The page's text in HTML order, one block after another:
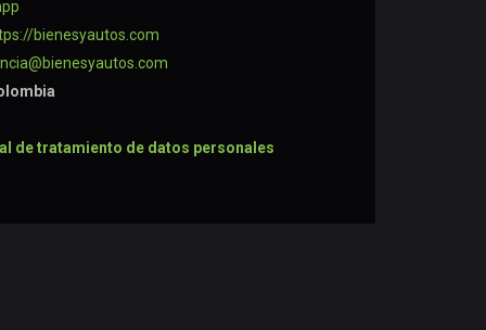
bienesyautos.com
de tratamiento de datos personales